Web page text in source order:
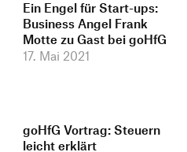
Ein Engel für Start-ups:
Business Angel Frank
Motte zu Gast bei goHfG
17. Mai 2021
goHfG Vortrag: Steuern
leicht erklärt